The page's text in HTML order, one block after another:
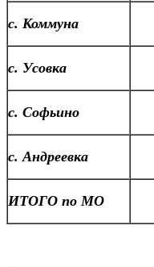
с. Коммуна
с. Усовка
с. Софьино
с. Андреевка
ИТОГО по МО